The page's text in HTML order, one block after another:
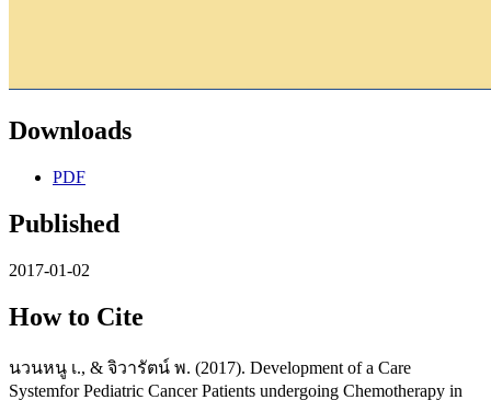
Downloads
PDF
Published
2017-01-02
How to Cite
นวนหนู เ., & จิวารัตน์ พ. (2017). Development of a Care
Systemfor Pediatric Cancer Patients undergoing Chemotherapy in